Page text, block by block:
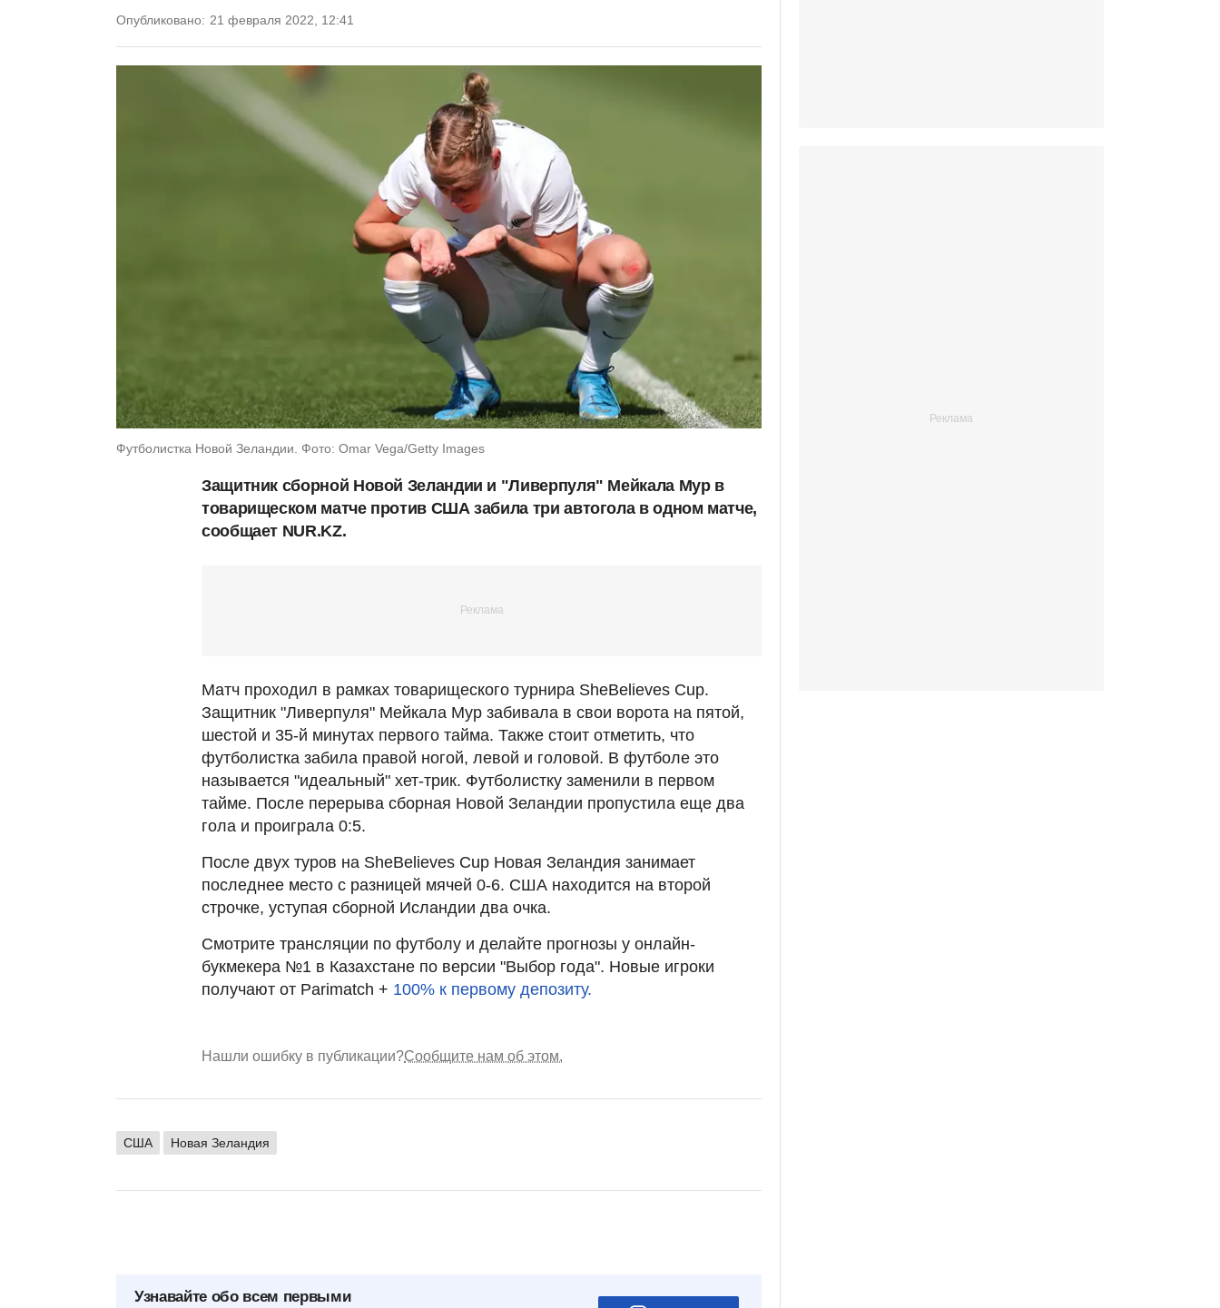
Опубликовано: 21 февраля 2022, 12:41
Футболистка Новой Зеландии. Фото: Omar Vega/Getty Images
Защитник сборной Новой Зеландии и "Ливерпуля" Мейкала Мур в
товарищеском матче против США забила три автогола в одном матче,
сообщает NUR.KZ.
Матч проходил в рамках товарищеского турнира SheBelieves Cup.
Защитник "Ливерпуля" Мейкала Мур забивала в свои ворота на пятой,
шестой и 35-й минутах первого тайма. Также стоит отметить, что
футболистка забила правой ногой, левой и головой. В футболе это
называется "идеальный" хет-трик. Футболистку заменили в первом
тайме. После перерыва сборная Новой Зеландии пропустила еще два
гола и проиграла 0:5.
После двух туров на SheBelieves Cup Новая Зеландия занимает
последнее место с разницей мячей 0-6. США находится на второй
строчке, уступая сборной Исландии два очка.
Смотрите трансляции по футболу и делайте прогнозы у онлайн-
букмекера №1 в Казахстане по версии "Выбор года". Новые игроки
получают от Parimatch + 100% к первому депозиту.
Нашли ошибку в публикации?Сообщите нам об этом.
США Новая Зеландия
Узнавайте обо всем первыми